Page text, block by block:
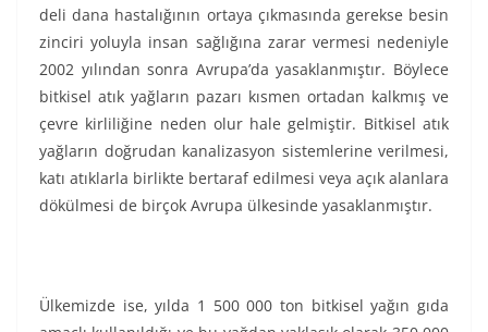
deli dana hastalığının ortaya çıkmasında gerekse besin
zinciri yoluyla insan sağlığına zarar vermesi nedeniyle
2002 yılından sonra Avrupa’da yasaklanmıştır. Böylece
bitkisel atık yağların pazarı kısmen ortadan kalkmış ve
çevre kirliliğine neden olur hale gelmiştir. Bitkisel atık
yağların doğrudan kanalizasyon sistemlerine verilmesi,
katı atıklarla birlikte bertaraf edilmesi veya açık alanlara
dökülmesi de birçok Avrupa ülkesinde yasaklanmıştır.
Ülkemizde ise, yılda 1 500 000 ton bitkisel yağın gıda